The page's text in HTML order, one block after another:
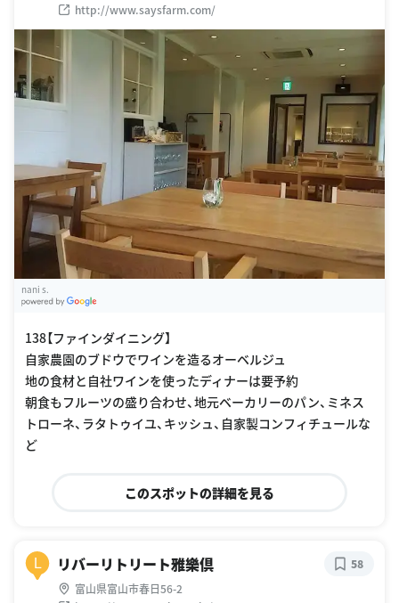
http://www.saysfarm.com/
nani s.
138【ファインダイニング】
自家農園のブドウでワインを造るオーベルジュ
地の食材と自社ワインを使ったディナーは要予約
朝食もフルーツの盛り合わせ、地元ベーカリーのパン、ミネス
トローネ、ラタトゥイユ、キッシュ、自家製コンフィチュールな
ど
このスポットの詳細を見る
L リバーリトリート雅樂倶
富山県富山市春日56-2
58